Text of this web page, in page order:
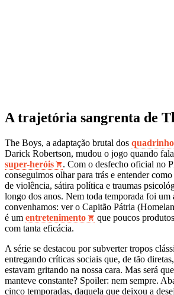
A trajetória sangrenta de
The Boys, a adaptação brutal dos
Darick Robertson, mudou o jogo quando
super-heróis
. Com o desfecho oficial no
conseguimos olhar para trás e entender como
de violência, sátira política e traumas
longo dos anos. Nem toda temporada foi um
convenhamos: ver o Capitão Pátria
é um entretenimento
que poucos
com tanta eficácia.
A série se destacou por subverter tropos
entregando críticas sociais que, de tão
estavam gritando na nossa cara. Mas será
manteve constante? Spoiler: nem sempre.
cinco temporadas, daquela que deixou a